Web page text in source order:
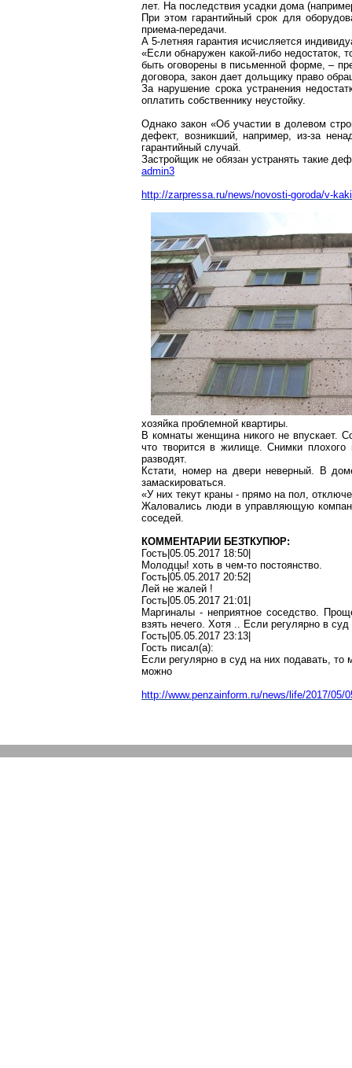
лет. На последствия усадки дома
При этом гарантийный срок для
приема-передачи.
А 5-летняя гарантия исчисляется
«Если обнаружен какой-либо недостаток,
быть оговорены в письменной форме, –
договора, закон дает дольщику право
За нарушение срока устранения
оплатить собственнику неустойку.
Однако закон «Об участии в долевом
дефект, возникший, например, из-за
гарантийный случай.
Застройщик не обязан устранять такие
admin3
http://zarpressa.ru/news/novosti-goroda/v-
хозяйка проблемной квартиры.
В комнаты женщина никого не впускает.
что творится в жилище. Снимки плохого
разводят.
Кстати, номер на двери неверный. В
замаскироваться.
«У них текут краны - прямо на пол,
Жаловались люди в управляющую
соседей.
КОММЕНТАРИИ БЕЗТКУПЮР:
Гость|05.05.2017 18:50|
Молодцы! хоть в чем-то постоянство.
Гость|05.05.2017 20:52|
Лей не жалей !
Гость|05.05.2017 21:01|
Маргиналы - неприятное соседство.
взять нечего. Хотя .. Если регулярно в
Гость|05.05.2017 23:13|
Гость писал(a):
Если регулярно в суд на них подавать,
можно
http://www.penzainform.ru/news/life/2017/